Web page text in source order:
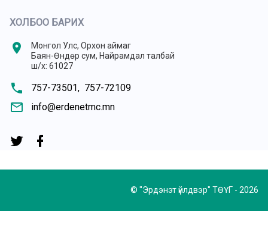
ХОЛБОО БАРИХ
location_on
Монгол Улс, Орхон аймаг
Баян-Өндөр сум, Найрамдал талбай
ш/х: 61027
phone 757-73501, 757-72109
mail_outline info@erdenetmc.mn
© "Эрдэнэт үйлдвэр" ТӨҮГ - 2026